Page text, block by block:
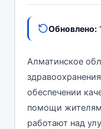
Обновлено:
Алматинское
обеспечении
помощи жителям
работают над